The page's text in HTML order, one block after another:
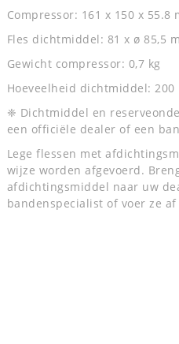
Compressor: 161 x 150 x 55.8
Fles dichtmiddel: 81 x ø 85,5
Gewicht compressor: 0,7 kg
Hoeveelheid dichtmiddel: 200
❈ Dichtmiddel en
een officiële dealer of een
Lege flessen met
wijze worden afgevoerd.
afdichtingsmiddel naar uw
bandenspecialist of voer ze